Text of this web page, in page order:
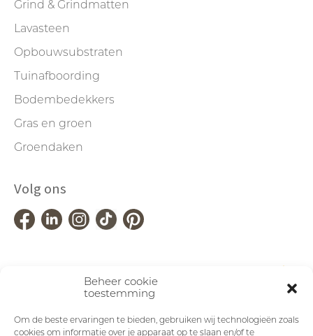
Beheer cookie
toestemming
Om de beste ervaringen te bieden, gebruiken wij technologieën zoals
cookies om informatie over je apparaat op te slaan en/of te
Grind & Grindmatten
Lavasteen
Opbouwsubstraten
Tuinafboording
Bodembedekkers
Gras en groen
Groendaken
Volg ons